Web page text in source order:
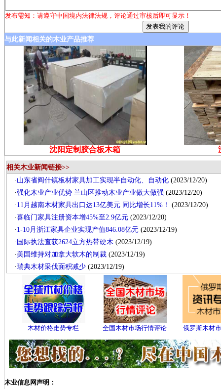
发布需知：请遵守中国境内法律法规，评论通过审核后即可显示！
与此新闻相关的木业产品推荐
沈阳定制胶合板木箱
相关木业新闻链接>>
· 山东省阎什镇板材家具加工实现半自动化、自动化 (2023/12/20)
·强化木业产业优势 兰山区推动木业产业做大做强 (2023/12/20)
· 11月越南木材家具出口达13亿美元 同比增长11%！
(2023/12/20)
·喜临门家具注册资本增45%至2.9亿元 (2023/12/20)
· 1-10月浙江家具企业实现产值846.08亿元 (2023/12/19)
· 国际执法查获2624立方热带硬木 (2023/12/19)
· 美国维持对加拿大软木的制裁 (2023/12/19)
·瑞典木材采伐面积减少 (2023/12/19)
木材价格走势专栏 全国木材市场行情评论 俄罗斯木材
木业信息网声明：